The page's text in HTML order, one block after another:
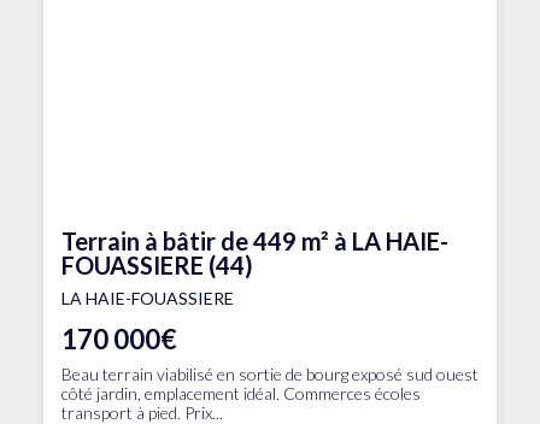
Terrain à bâtir de 449 m² à LA HAIE-
FOUASSIERE (44)
LA HAIE-FOUASSIERE
170 000€
Beau terrain viabilisé en sortie de bourg exposé sud ouest
côté jardin, emplacement idéal. Commerces écoles
transport à pied. Prix...